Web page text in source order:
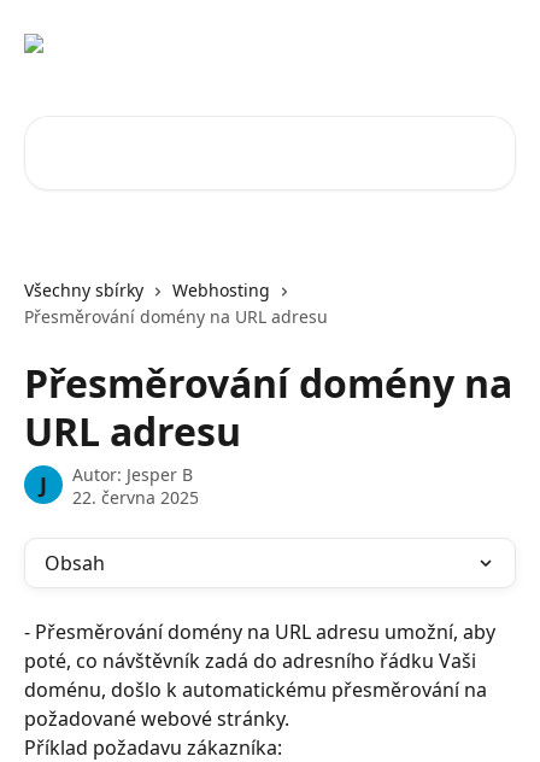
Všechny sbírky
Webhosting
Přesměrování domény na URL adresu
Přesměrování domény na
URL adresu
J Autor: Jesper B
22. června 2025
Obsah
- Přesměrování domény na URL adresu umožní, aby
poté, co návštěvník zadá do adresního řádku Vaši
doménu, došlo k automatickému přesměrování na
požadované webové stránky.
Příklad požadavu zákazníka: